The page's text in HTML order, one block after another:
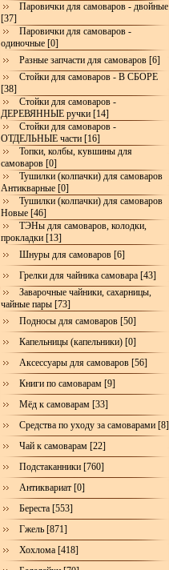
Паровички для самоваров - двойные
[37]
Паровички для самоваров -
одиночные [0]
Разные запчасти для самоваров [6]
Стойки для самоваров - В СБОРЕ
[38]
Стойки для самоваров -
ДЕРЕВЯННЫЕ ручки [14]
Стойки для самоваров -
ОТДЕЛЬНЫЕ части [16]
Топки, колбы, кувшины для
самоваров [0]
Тушилки (колпачки) для самоваров
Антикварные [0]
Тушилки (колпачки) для самоваров
Новые [46]
ТЭНы для самоваров, колодки,
прокладки [13]
Шнуры для самоваров [6]
Грелки для чайника самовара [43]
Заварочные чайники, сахарницы,
чайные пары [73]
Подносы для самоваров [50]
Капельницы (капельники) [0]
Аксессуары для самоваров [56]
Книги по самоварам [9]
Мёд к самоварам [33]
Средства по уходу за самоварами [8]
Чай к самоварам [22]
Подстаканники [760]
Антиквариат [0]
Береста [553]
Гжель [871]
Хохлома [418]